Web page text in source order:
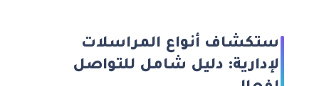
استكشاف أنواع المراسلات
الإدارية: دليل شامل للتواصل